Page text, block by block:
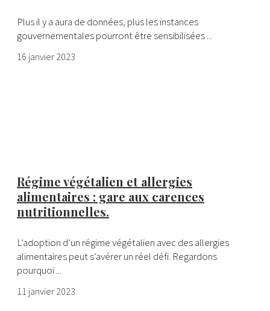
Plus il y a aura de données, plus les instances
gouvernementales pourront être sensibilisées ...
16 janvier 2023
Régime végétalien et allergies
alimentaires : gare aux carences
nutritionnelles.
L’adoption d’un régime végétalien avec des allergies
alimentaires peut s’avérer un réel défi. Regardons
pourquoi ...
11 janvier 2023